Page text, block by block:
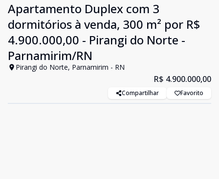
Apartamento Duplex com 3
dormitórios à venda, 300 m² por R$
4.900.000,00 - Pirangi do Norte -
Parnamirim/RN
Pirangi do Norte, Parnamirim - RN
R$ 4.900.000,00
Compartilhar Favorito